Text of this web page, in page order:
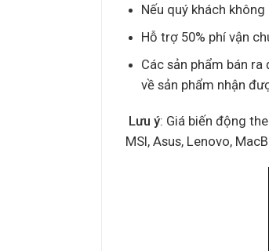
Nếu quý khách
Hỗ trợ 50% phí vận
Các sản phẩm bán
về sản phẩm nhận
Lưu ý: Giá biến động
MSI, Asus, Lenovo,